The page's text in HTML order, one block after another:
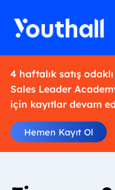
4 haftalık satış
Sales Leader
için kayıtlar devam
Hemen Kayıt Ol